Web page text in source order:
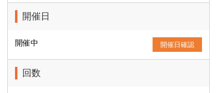
開催日
開催中 開催日確認
回数